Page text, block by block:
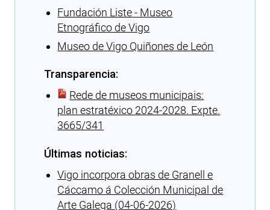
Fundación Liste - Museo
Etnográfico de Vigo
Museo de Vigo Quiñones de León
Transparencia:
Rede de museos municipais:
plan estratéxico 2024-2028. Expte.
3665/341
Últimas noticias:
Vigo incorpora obras de Granell e
Cáccamo á Colección Municipal de
Arte Galega (04-06-2026)